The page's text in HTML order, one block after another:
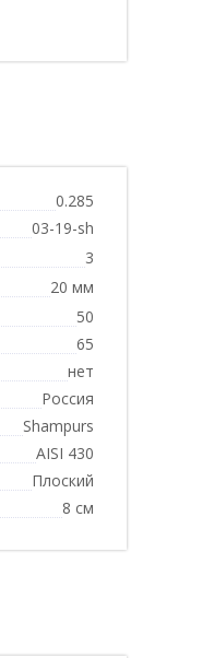
0.285
03-19-sh
3
20 мм
50
65
нет
Россия
Shampurs
AISI 430
Плоский
8 см